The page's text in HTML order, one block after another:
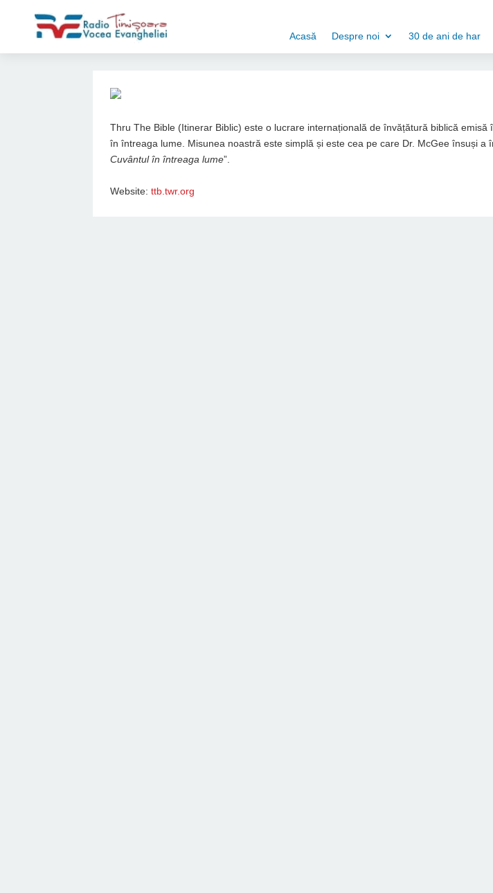
Acasă Despre noi 30 de ani de har
Thru The Bible (Itinerar Biblic) este o lucrare internațională de învățătură biblică emisă
în întreaga lume. Misunea noastră este simplă și este cea pe care Dr. McGee însuși a
Cuvântul în întreaga lume”.
Website:ttb.twr.org